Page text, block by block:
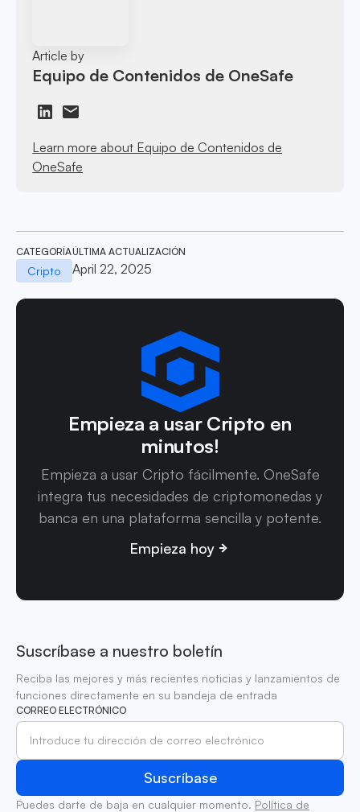
Article by
Equipo de Contenidos de OneSafe
Learn more about Equipo de Contenidos de
OneSafe
CATEGORÍA
Cripto
ÚLTIMA ACTUALIZACIÓN
April 22, 2025
Empieza a usar Cripto en
minutos!
Empieza a usar Cripto fácilmente. OneSafe
integra tus necesidades de criptomonedas y
banca en una plataforma sencilla y potente.
Empieza hoy
Suscríbase a nuestro boletín
Reciba las mejores y más recientes noticias y lanzamientos de
funciones directamente en su bandeja de entrada
CORREO ELECTRÓNICO
Puedes darte de baja en cualquier momento. Política de